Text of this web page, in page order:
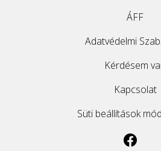
ÁFF
Adatvédelmi
Kérdésem
Kapcsolat
Süti beállítások